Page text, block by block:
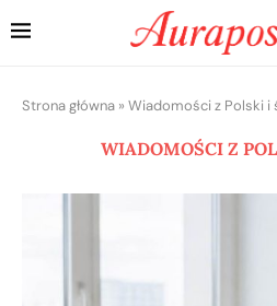
Strona główna » Wiadomości z Polski i
WIADOMOŚCI Z